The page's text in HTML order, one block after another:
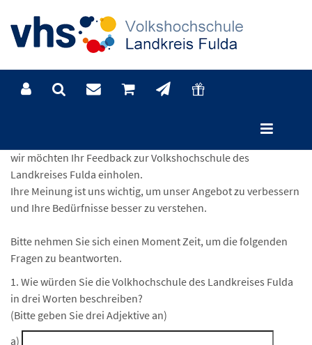
wir möchten Ihr Feedback zur Volkshochschule des
Landkreises Fulda einholen.
Ihre Meinung ist uns wichtig, um unser Angebot zu verbessern
und Ihre Bedürfnisse besser zu verstehen.
Bitte nehmen Sie sich einen Moment Zeit, um die folgenden
Fragen zu beantworten.
1. Wie würden Sie die Volkhochschule des Landkreises Fulda
in drei Worten beschreiben?
(Bitte geben Sie drei Adjektive an)
a)